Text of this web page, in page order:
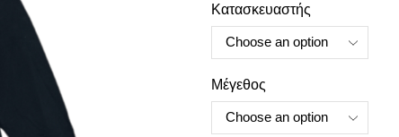
Κατασκευαστής
Μέγεθος